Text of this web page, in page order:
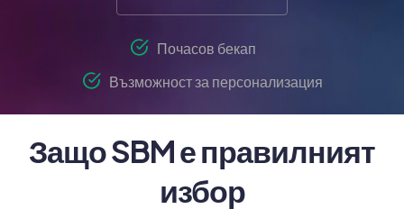
Почасов бекап
Възможност за персонализация
Защо SBM е правилният
избор